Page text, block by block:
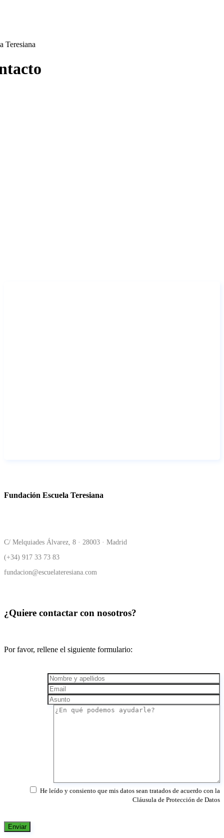
Teresiana
Fundación Escuela Teresiana
C/ Melquiades Álvarez, 8 · 28003 · Madrid
(+34) 917 33 73 83
fundacion@escuelateresiana.com
¿Quiere contactar con nosotros?
Por favor, rellene el siguiente formulario:
He leído y consiento que mis datos sean tratados de acuerdo con la
Cláusula de Protección de Datos